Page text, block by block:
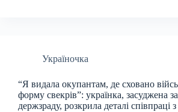
Україночка
“Я видала окупантам, де сховано
форму свекрів”: українка, засуджена за
держзраду, розкрила деталі співпраці